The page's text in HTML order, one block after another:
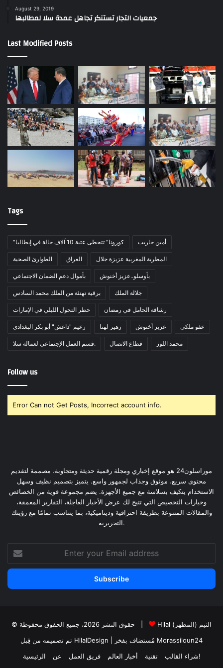
August 29, 2019
جمعيات التجار تستنكر تجاهل عمدة سلا لمطالبها
Last Modified Posts
Tags
"كورونا" تتخطى عتبة 10 آلاف حالة في إيطاليا أمين حاريت
الطوارئ الصحية العراق المطربة المغربية عزيزة جلال
بأموال دعم الضمان الاجتماعي بأوسلو..عزيز أخنوش
برقية تهنئة من الملك محمد السادس جلالة الملك
حظر التجول الليلي في الإمارات رشاقة الحامل في رمضان
زعيم "داعش" أبو بكر البغدادي زهير لهنا عزيز أخنوش عفو ملكي
قسم العمل الإجتماعي لعمالة سلا. قطاع الاتصال محمد اللوز
Follow us
Error Can not Get Posts, Incorrect account info.
موراسلون24 هو موقع إخباري ومجلة رقمية حديثة ومتجاوبة، مصممة لتقديم
محتوى سريع، موثوق وجذاب لجمهور واسع. يتميز بتصميم نظيف وسهل
الاستخدام يتكيف بسلاسة مع جميع الأجهزة. يضم مجموعة قوية من الخصائص
وخيارات التخصيص التي تتيح لك عرض الأخبار العاجلة، التقارير المعمقة،
والمقالات المتنوعة بطريقة احترافية وديناميكية، بما يتناسب تمامًا مع رؤيتك
التحريرية.
your
Email
Hilal الثيم (المظهر)
تم تصميمه من قِبل HilalDesign
Morassiloun24
الرئيسية
عن فريق العمل أخبار العالم تقنية شراء القالب!